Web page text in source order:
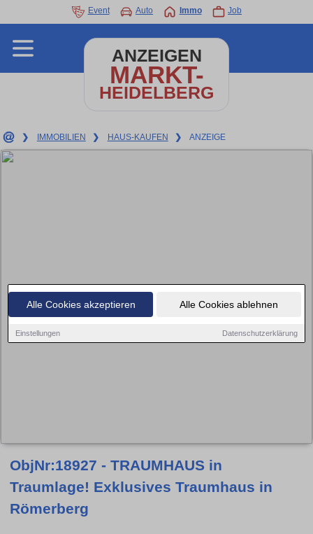
Alle Cookies akzeptieren Alle Cookies ablehnen
Einstellungen Datenschutzerklärung
Event Auto Immo Job
ANZEIGEN
MARKT-
HEIDELBERG
❯ IMMOBILIEN ❯ HAUS-KAUFEN ❯ ANZEIGE
ObjNr:18927 - TRAUMHAUS in
Traumlage! Exklusives Traumhaus in
Römerberg